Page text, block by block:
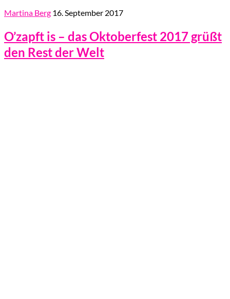
Martina Berg 16. September 2017
O’zapft is – das Oktoberfest 2017 grüßt
den Rest der Welt